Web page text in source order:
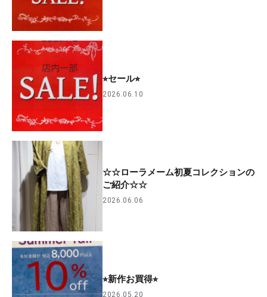
⭐︎セール⭐︎
2026.06.10
☆☆ローラメーム初夏コレクションの
ご紹介☆☆
2026.06.06
⭐︎新作お買得⭐︎
2026.05.20